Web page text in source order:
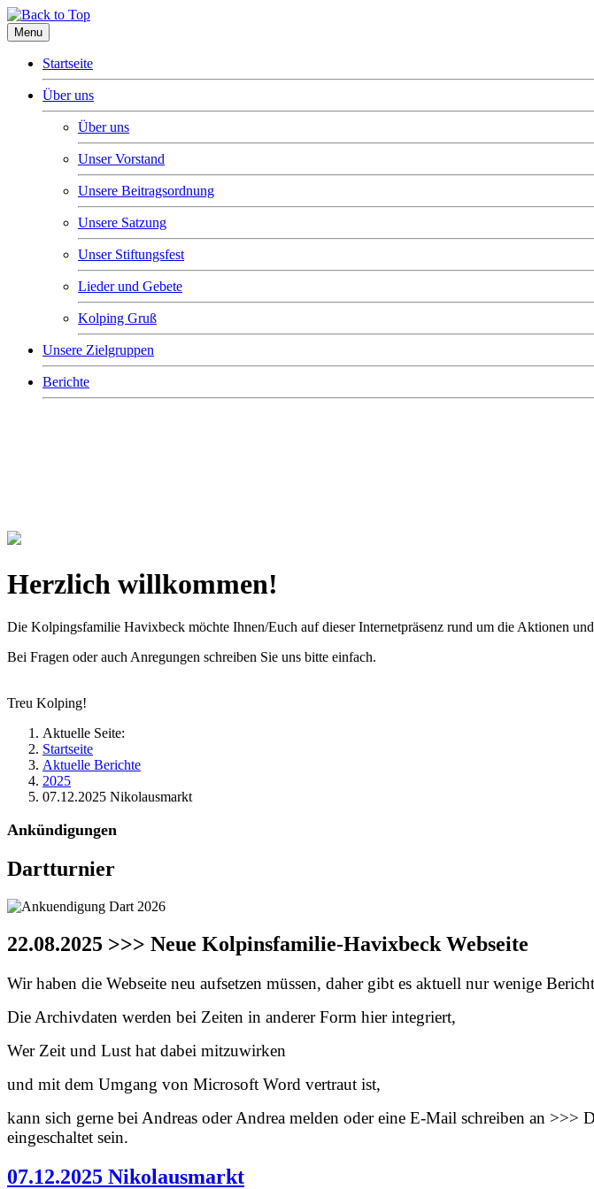
Menu
Startseite
Über uns
Über uns
Unser Vorstand
Unsere Beitragsordnung
Unsere Satzung
Unser Stiftungsfest
Lieder und Gebete
Kolping Gruß
Unsere Zielgruppen
Berichte
Herzlich willkommen!
Die Kolpingsfamilie Havixbeck möchte Ihnen/Euch auf dieser Internetpräsenz rund um die Aktionen
Bei Fragen oder auch Anregungen schreiben Sie uns bitte einfach.
Treu Kolping!
Aktuelle Seite:
Startseite
Aktuelle Berichte
2025
07.12.2025 Nikolausmarkt
Ankündigungen
Dartturnier
22.08.2025 >>> Neue Kolpinsfamilie-Havixbeck Webseite
Wir haben die Webseite neu aufsetzen müssen, daher gibt es aktuell nur wenige
Die Archivdaten werden bei Zeiten in anderer Form hier integriert,
Wer Zeit und Lust hat dabei mitzuwirken
und mit dem Umgang von Microsoft Word vertraut ist,
kann sich gerne bei Andreas oder Andrea melden oder eine E-Mail schreiben an >>>
eingeschaltet sein.
07.12.2025 Nikolausmarkt